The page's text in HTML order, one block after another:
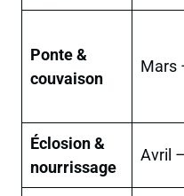
Ponte &
couvaison
Mars
Éclosion &
nourrissage
Avril